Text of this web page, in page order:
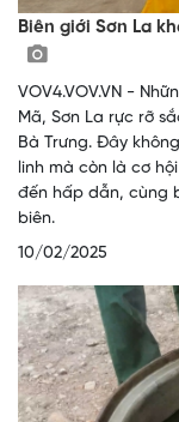
Biên giới Sơn La
VOV4.VOV.VN -
Mã, Sơn La rực rỡ
Bà Trưng. Đây
linh mà còn là cơ
đến hấp dẫn, cùng
biên.
10/02/2025